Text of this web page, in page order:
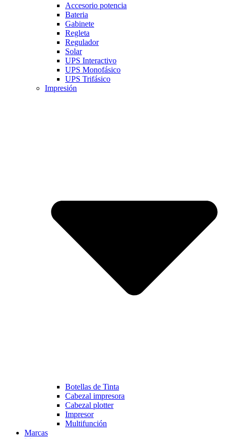
Accesorio potencia
Bateria
Gabinete
Regleta
Regulador
Solar
UPS Interactivo
UPS Monofásico
UPS Trifásico
Impresión
Botellas de Tinta
Cabezal impresora
Cabezal plotter
Impresor
Multifunción
Marcas